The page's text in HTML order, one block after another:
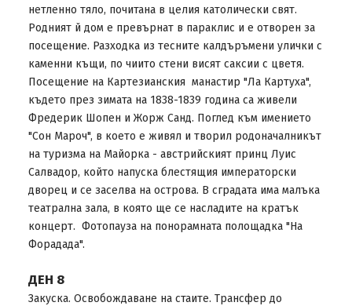
нетленно тяло, почитана в целия католически свят.
Родният й дом е превърнат в параклис и е отворен за
посещение. Разходка из тесните калдъръмени улички с
каменни къщи, по чиито стени висят саксии с цветя.
Посещение на Картезианския манастир "Ла Картуха",
където през зимата на 1838-1839 година са живели
Фредерик Шопен и Жорж Санд. Поглед към имението
"Сон Мароч", в което е живял и творил родоначалникът
на туризма на Майорка - австрийският принц Луис
Салвадор, който напуска блестящия императорски
дворец и се заселва на острова. В сградата има малъка
театрална зала, в която ще се насладите на кратък
концерт. Фотопауза на понорамната полощадка "На
Форадада".
ДЕН 8
Закуска. Освобождаване на стаите. Трансфер до